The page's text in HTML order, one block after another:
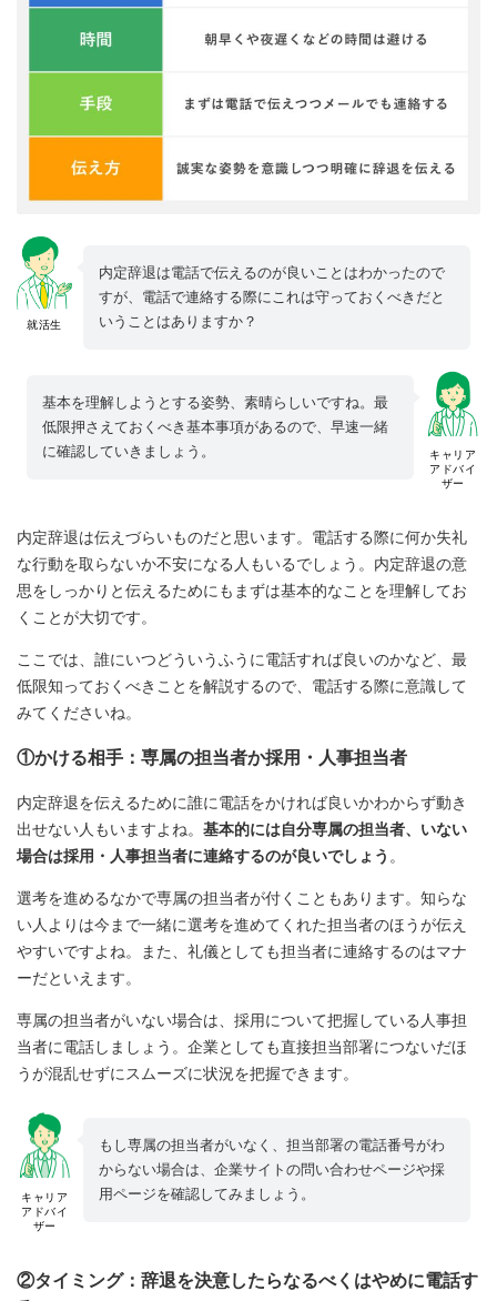
就活生
内定辞退は電話で伝えるのが良いことはわかったので
すが、電話で連絡する際にこれは守っておくべきだと
いうことはありますか？
キャリア
アドバイ
ザー
基本を理解しようとする姿勢、素晴らしいですね。最
低限押さえておくべき基本事項があるので、早速一緒
に確認していきましょう。
内定辞退は伝えづらいものだと思います。電話する際に何か失礼
な行動を取らないか不安になる人もいるでしょう。内定辞退の意
思をしっかりと伝えるためにもまずは基本的なことを理解してお
くことが大切です。
ここでは、誰にいつどういうふうに電話すれば良いのかなど、最
低限知っておくべきことを解説するので、電話する際に意識して
みてくださいね。
①かける相手：専属の担当者か採用・人事担当者
内定辞退を伝えるために誰に電話をかければ良いかわからず動き
出せない人もいますよね。 基本的には自分専属の担当者、いない
場合は採用・人事担当者に連絡するのが良いでしょう 。
選考を進めるなかで専属の担当者が付くこともあります。知らな
い人よりは今まで一緒に選考を進めてくれた担当者のほうが伝え
やすいですよね。また、礼儀としても担当者に連絡するのはマナ
ーだといえます。
専属の担当者がいない場合は、採用について把握している人事担
当者に電話しましょう。企業としても直接担当部署につないだほ
うが混乱せずにスムーズに状況を把握できます。
キャリア
アドバイ
ザー
もし専属の担当者がいなく、担当部署の電話番号がわ
からない場合は、企業サイトの問い合わせページや採
用ページを確認してみましょう。
②タイミング：辞退を決意したらなるべくはやめに電話す